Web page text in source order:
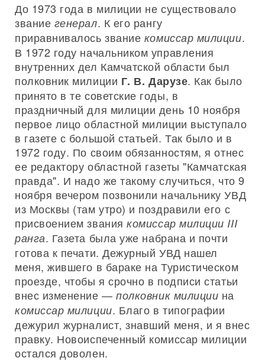
До 1973 года в милиции не существовало
звание генерал. К его рангу
приравнивалось звание комиссар милиции.
В 1972 году начальником управления
внутренних дел Камчатской области был
полковник милиции Г. В. Дарузе. Как было
принято в те советские годы, в
праздничный для милиции день 10 ноября
первое лицо областной милиции выступало
в газете с большой статьей. Так было и в
1972 году. По своим обязанностям, я отнес
ее редактору областной газеты "Камчатская
правда". И надо же такому случиться, что 9
ноября вечером позвонили начальнику УВД
из Москвы (там утро) и поздравили его с
присвоением званиякомиссар милиции III
ранга. Газета была уже набрана и почти
готова к печати. Дежурный УВД нашел
меня, жившего в бараке на Туристическом
проезде, чтобы я срочно в подписи статьи
внес изменение —полковник милиции на
комиссар милиции. Благо в типографии
дежурил журналист, знавший меня, и я внес
правку. Новоиспеченный комиссар милиции
остался доволен.